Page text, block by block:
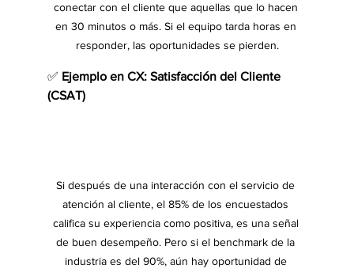
conectar con el cliente que aquellas que lo hacen
en 30 minutos o más. Si el equipo tarda horas en
responder, las oportunidades se pierden.
✅ Ejemplo en CX: Satisfacción del Cliente
(CSAT)
Si después de una interacción con el servicio de
atención al cliente, el 85% de los encuestados
califica su experiencia como positiva, es una señal
de buen desempeño. Pero si el benchmark de la
industria es del 90%, aún hay oportunidad de